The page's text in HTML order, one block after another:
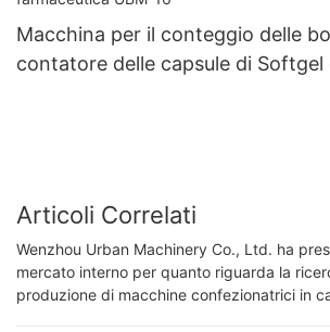
Macchina per il conteggio delle
contatore delle capsule di Softgel
Articoli Correlati
Wenzhou Urban Machinery Co., Ltd. ha
mercato interno per quanto riguarda la
produzione di macchine confezionatrici in